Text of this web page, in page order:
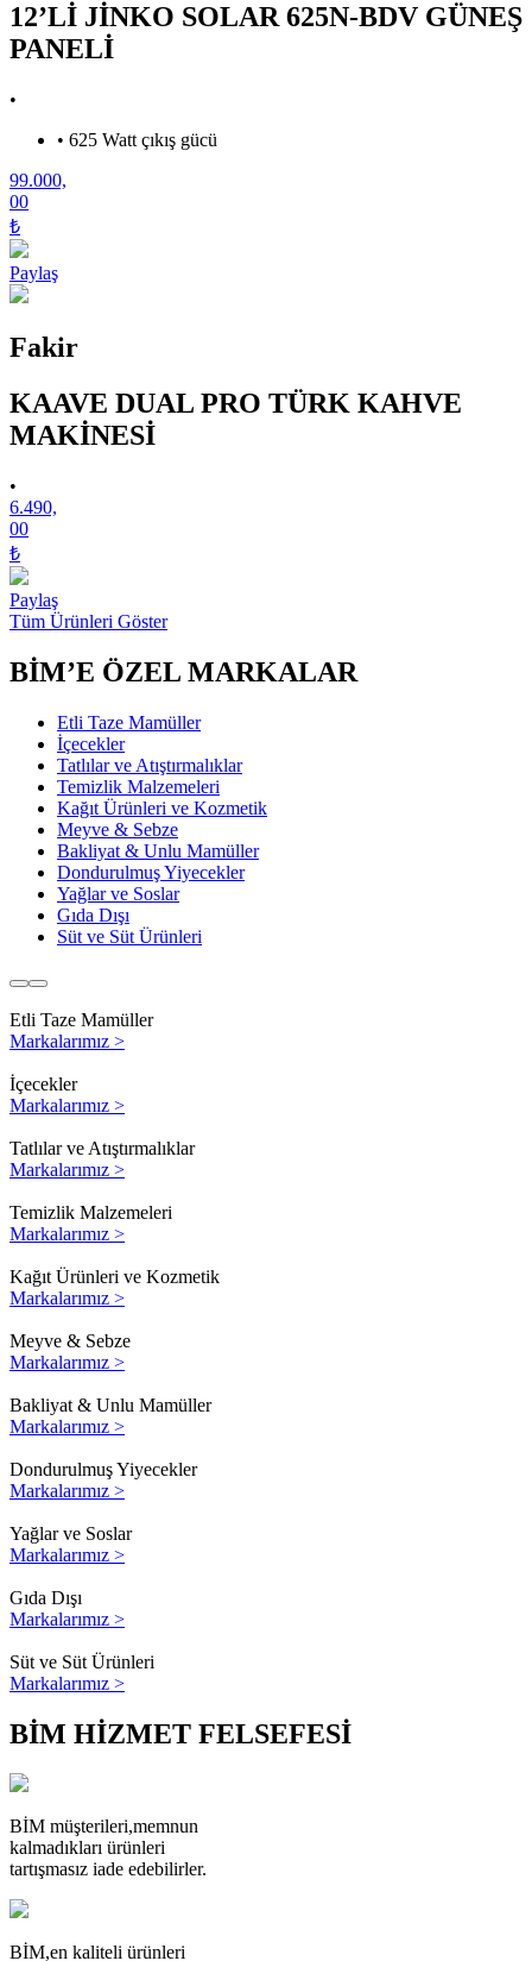
12’Lİ JİNKO SOLAR 625N-BDV GÜNEŞ
PANELİ
•
• 625 Watt çıkış gücü
99.000,
00
₺
Paylaş
Fakir
KAAVE DUAL PRO TÜRK KAHVE
MAKİNESİ
•
6.490,
00
₺
Paylaş
Tüm Ürünleri Göster
BİM’E ÖZEL MARKALAR
Etli Taze Mamüller
İçecekler
Tatlılar ve Atıştırmalıklar
Temizlik Malzemeleri
Kağıt Ürünleri ve Kozmetik
Meyve & Sebze
Bakliyat & Unlu Mamüller
Dondurulmuş Yiyecekler
Yağlar ve Soslar
Gıda Dışı
Süt ve Süt Ürünleri
Etli Taze Mamüller
Markalarımız >
İçecekler
Markalarımız >
Tatlılar ve Atıştırmalıklar
Markalarımız >
Temizlik Malzemeleri
Markalarımız >
Kağıt Ürünleri ve Kozmetik
Markalarımız >
Meyve & Sebze
Markalarımız >
Bakliyat & Unlu Mamüller
Markalarımız >
Dondurulmuş Yiyecekler
Markalarımız >
Yağlar ve Soslar
Markalarımız >
Gıda Dışı
Markalarımız >
Süt ve Süt Ürünleri
Markalarımız >
BİM HİZMET FELSEFESİ
BİM müşterileri,memnun
kalmadıkları ürünleri
tartışmasız iade edebilirler.
BİM,en kaliteli ürünleri